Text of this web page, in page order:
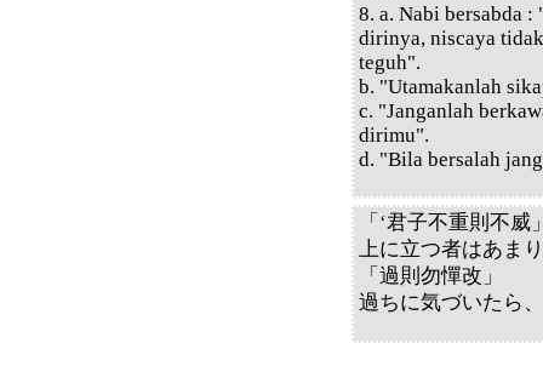
8. a. Nabi bersabda
dirinya, niscaya
teguh".
b. "Utamakanlah
c. "Janganlah
dirimu".
d. "Bila bersalah
「‘君子不重則不威
上に立つ者はあま
「過則勿憚改」
過ちに気づいたら